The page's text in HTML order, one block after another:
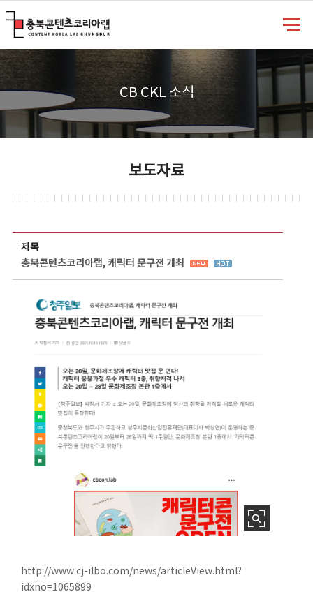
CB CKL 소식
보도자료
제목
충북콘텐츠코리아랩, 캐릭터 문구전 개최
http://www.cj-ilbo.com/news/articleView.html?
idxno=1065899